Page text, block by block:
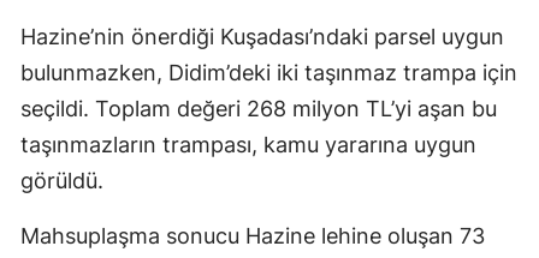
Hazine’nin önerdiği Kuşadası’ndaki parsel uygun
bulunmazken, Didim’deki iki taşınmaz trampa için
seçildi. Toplam değeri 268 milyon TL’yi aşan bu
taşınmazların trampası, kamu yararına uygun
görüldü.
Mahsuplaşma sonucu Hazine lehine oluşan 73